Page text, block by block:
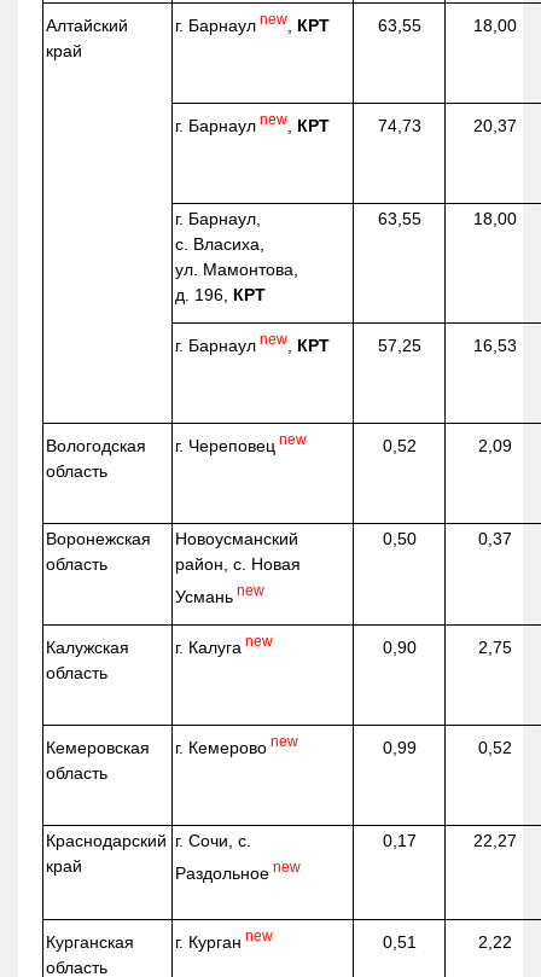
Алтайский
край
г. Барнаул new КРТ 63,55 18,00
г. Барнаул new КРТ 74,73 20,37
г. Барнаул,
с. Власиха,
ул. Мамонтова,
д. 196, КРТ
63,55 18,00
г. Барнаул new КРТ 57,25 16,53
Вологодская
область
г. Череповец new 0,52 2,09
Воронежская
область
Новоусманский
район, с. Новая
Усмань new
0,50 0,37
Калужская
область
г. Калуга new 0,90 2,75
Кемеровская
область
г. Кемерово new 0,99 0,52
Краснодарский
край
г. Сочи, с.
Раздольное new
0,17 22,27
Курганская
область
г. Курган new 0,51 2,22